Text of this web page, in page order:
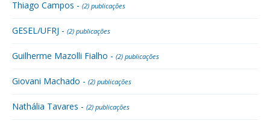
Thiago Campos - (2) publicações
GESEL/UFRJ - (2) publicações
Guilherme Mazolli Fialho - (2) publicações
Giovani Machado - (2) publicações
Nathália Tavares - (2) publicações